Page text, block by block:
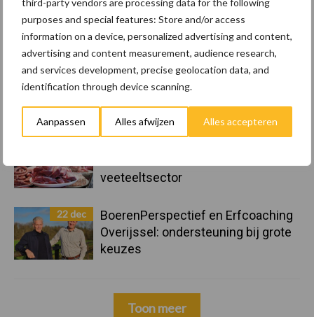
purposes and special features: Store and/or access
information on a device, personalized advertising and content,
advertising and content measurement, audience research,
and services development, precise geolocation data, and
identification through device scanning.
Aanpassen Alles afwijzen Alles accepteren
23 dec
10 praktisch tips om je voor te
bereiden op mogelijke uitval van het
stroomnet
23 dec
EU-pluimveesector groeit door,
maar tempo vlakt af
veeteeltsector
22 dec
BoerenPerspectief en Erfcoaching
Overijssel: ondersteuning bij grote
keuzes
Toon meer